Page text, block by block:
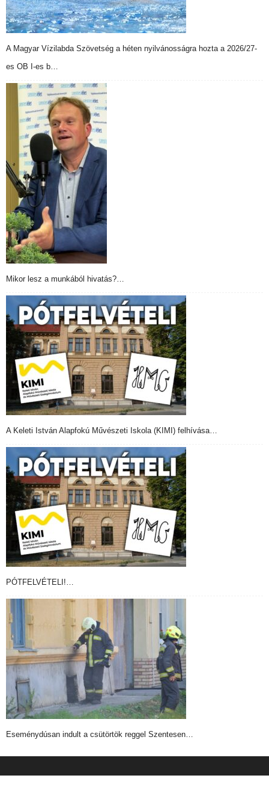
A Magyar Vízilabda Szövetség a héten nyilvánosságra hozta a 2026/27-
es OB I-es b…
Mikor lesz a munkából hivatás?…
A Keleti István Alapfokú Művészeti Iskola (KIMI) felhívása…
PÓTFELVÉTELI!…
Eseménydúsan indult a csütörtök reggel Szentesen…